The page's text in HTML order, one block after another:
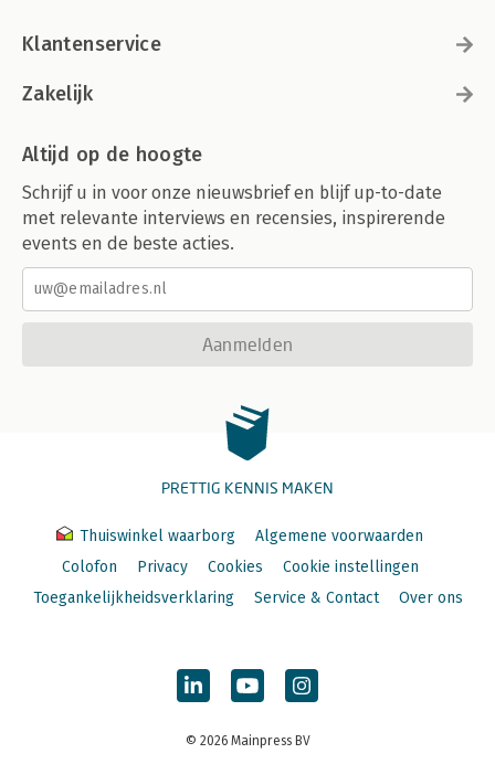
Klantenservice
Zakelijk
Altijd op de hoogte
Schrijf u in voor onze nieuwsbrief en blijf up-to-date
met relevante interviews en recensies, inspirerende
events en de beste acties.
Aanmelden
PRETTIG KENNIS MAKEN
Thuiswinkel waarborg
Algemene voorwaarden
Colofon
Privacy Cookies
Cookie instellingen
Toegankelijkheidsverklaring
Service & Contact Over ons
© 2026 Mainpress BV